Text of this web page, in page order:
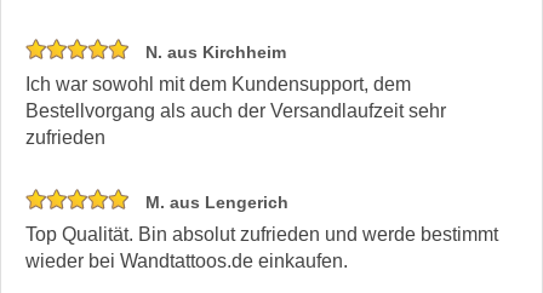
N. aus Kirchheim
Ich war sowohl mit dem Kundensupport, dem
Bestellvorgang als auch der Versandlaufzeit sehr
zufrieden
M. aus Lengerich
Top Qualität. Bin absolut zufrieden und werde bestimmt
wieder bei Wandtattoos.de einkaufen.